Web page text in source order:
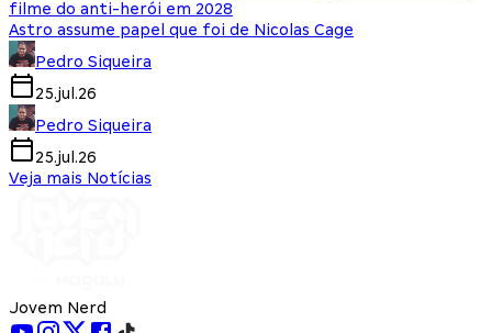
filme do anti-herói em 2028
Astro assume papel que foi de Nicolas Cage
Pedro Siqueira
25.jul.26
Pedro Siqueira
25.jul.26
Veja mais Notícias
Jovem Nerd